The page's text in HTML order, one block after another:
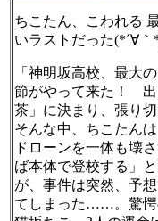
ちこたん、こわれる
いラストだった(*´∀｀
「神明坂高校、最大
節がやって来た！ 出
茶」に決まり、張り
そんな中、ちこたん
ドローンを一体も壊
ば本体で登校する」
が、事件は突然、予
てしまった……。驚